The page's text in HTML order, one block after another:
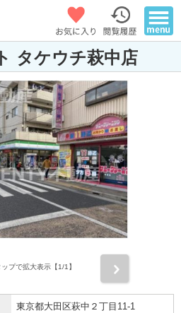
タケウチ萩中店
ップで拡大表示【1/1】
東京都大田区萩中２丁目11-1